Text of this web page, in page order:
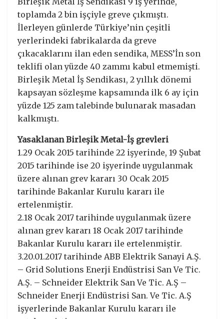
toplamda 2 bin işçiyle greve çıkmıştı.
İlerleyen günlerde Türkiye’nin çeşitli
yerlerindeki fabrikalarda da greve
çıkacaklarını ilan eden sendika, MESS’İn son
teklifi olan yüzde 40 zammı kabul etmemişti.
Birleşik Metal İş Sendikası, 2 yıllık dönemi
kapsayan sözleşme kapsamında ilk 6 ay için
yüzde 125 zam talebinde bulunarak masadan
kalkmıştı.
Yasaklanan Birleşik Metal-İş grevleri
1.29 Ocak 2015 tarihinde 22 işyerinde, 19 Şubat
2015 tarihinde ise 20 işyerinde uygulanmak
üzere alınan grev kararı 30 Ocak 2015
tarihinde Bakanlar Kurulu kararı ile
ertelenmiştir.
2.18 Ocak 2017 tarihinde uygulanmak üzere
alınan grev kararı 18 Ocak 2017 tarihinde
Bakanlar Kurulu kararı ile ertelenmiştir.
3.20.01.2017 tarihinde ABB Elektrik Sanayi A.Ş.
– Grid Solutions Enerji Endüstrisi San Ve Tic.
A.Ş. – Schneider Elektrik San Ve Tic. A.Ş –
Schneider Enerji Endüstrisi San. Ve Tic. A.Ş
işyerlerinde Bakanlar Kurulu kararı ile